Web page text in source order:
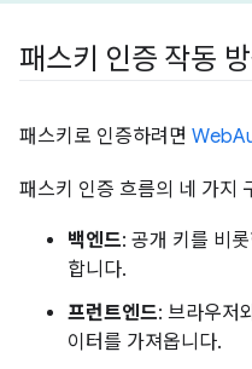
패스키 인증 작동
패스키로 인증하려면
패스키 인증 흐름의 네 가지
백엔드: 공개 키를 비
합니다.
프런트엔드: 브라우저
이터를 가져옵니다.